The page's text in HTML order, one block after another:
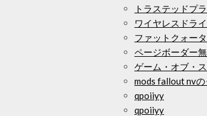
トラステッドプ
ワイヤレスドラ
ファットクォー
ページボーダー
ゲーム・オブ・
mods fallout nv
qpoiiyy
qpoiiyy